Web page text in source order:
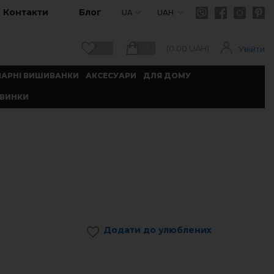
Контакти Блог UA UAH
(0.00 UAH) Увійти
ВИШИВАНКИ АКСЕСУАРИ ДЛЯ ДОМУ
Додати до улюблених